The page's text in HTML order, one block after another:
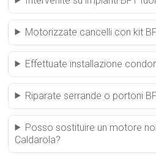
Motorizzate cancelli con kit
Effettuate installazione
Riparate serrande o portoni
Posso sostituire un motore
Caldarola?